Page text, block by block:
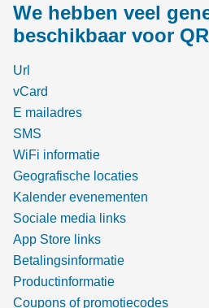
We hebben veel
beschikbaar voor
Url
vCard
E mailadres
SMS
WiFi informatie
Geografische locaties
Kalender evenementen
Sociale media links
App Store links
Betalingsinformatie
Productinformatie
Coupons of promotiecodes